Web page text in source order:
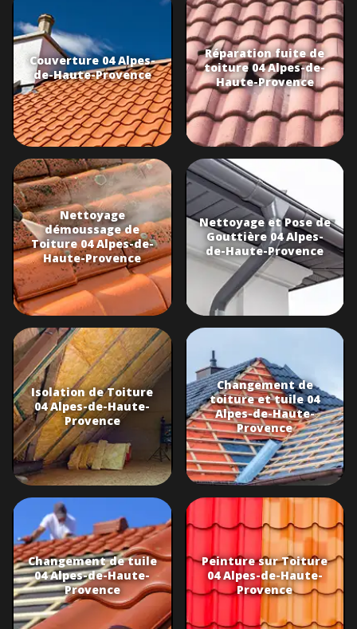
Couverture 04 Alpes-
de-Haute-Provence
Réparation fuite de
toiture 04 Alpes-de-
Haute-Provence
Nettoyage
démoussage de
Toiture 04 Alpes-de-
Haute-Provence
Nettoyage et Pose de
Gouttière 04 Alpes-
de-Haute-Provence
Isolation de Toiture
04 Alpes-de-Haute-
Provence
Changement de
toiture et tuile 04
Alpes-de-Haute-
Provence
Changement de tuile
04 Alpes-de-Haute-
Provence
Peinture sur Toiture
04 Alpes-de-Haute-
Provence